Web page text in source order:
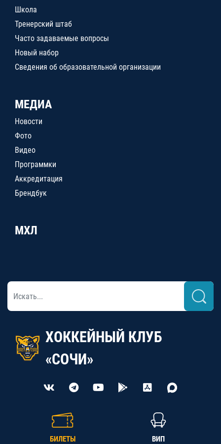
Школа
Тренерский штаб
Часто задаваемые вопросы
Новый набор
Сведения об образовательной организации
МЕДИА
Новости
Фото
Видео
Программки
Аккредитация
Брендбук
МХЛ
ХОККЕЙНЫЙ КЛУБ
«СОЧИ»
БИЛЕТЫ ВИП